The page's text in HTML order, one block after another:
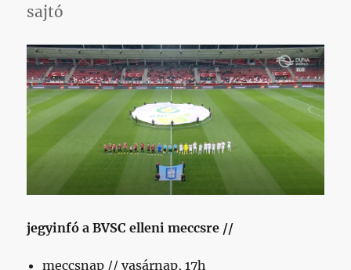
sajtó
jegyinfó a BVSC elleni meccsre //
meccsnap // vasárnap, 17h